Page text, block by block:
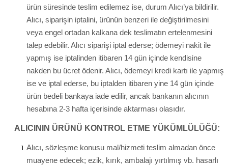
ürün süresinde teslim edilemez ise, durum Alıcı’ya bildirilir.
Alıcı, siparişin iptalini, ürünün benzeri ile değiştirilmesini
veya engel ortadan kalkana dek teslimatın ertelenmesini
talep edebilir. Alıcı siparişi iptal ederse; ödemeyi nakit ile
yapmış ise iptalinden itibaren 14 gün içinde kendisine
nakden bu ücret ödenir. Alıcı, ödemeyi kredi kartı ile yapmış
ise ve iptal ederse, bu iptalden itibaren yine 14 gün içinde
ürün bedeli bankaya iade edilir, ancak bankanın alıcının
hesabına 2-3 hafta içerisinde aktarması olasıdır.
ALICININ ÜRÜNÜ KONTROL ETME YÜKÜMLÜLÜĞÜ:
Alıcı, sözleşme konusu mal/hizmeti teslim almadan önce
muayene edecek; ezik, kırık, ambalajı yırtılmış vb. hasarlı